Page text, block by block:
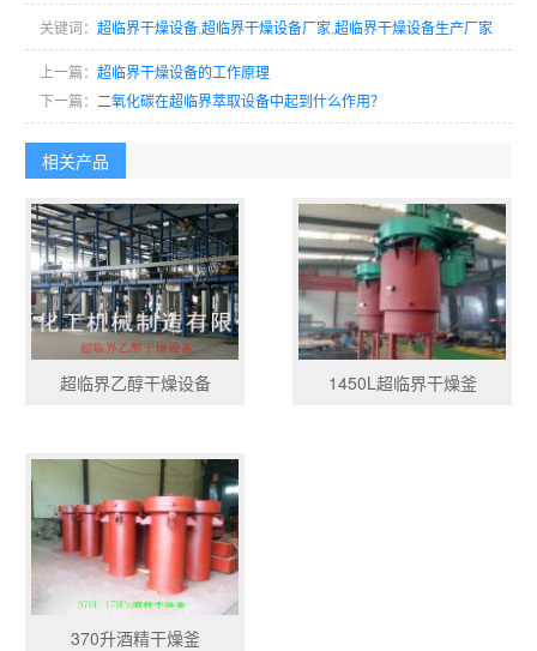
关键词： 超临界干燥设备超临界干燥设备厂家 超临界干燥设备生产厂家
上一篇： 超临界干燥设备的工作原理
下一篇： 二氧化碳在超临界萃取设备中起到什么作用？
相关产品
超临界乙醇干燥设备 1450L超临界干燥釜
370升酒精干燥釜